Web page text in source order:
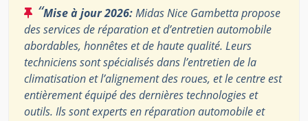
“Mise à jour 2026:Midas Nice Gambetta propose
des services de réparation et d’entretien automobile
abordables, honnêtes et de haute qualité. Leurs
techniciens sont spécialisés dans l’entretien de la
climatisation et l’alignement des roues, et le centre est
entièrement équipé des dernières technologies et
outils. Ils sont experts en réparation automobile et